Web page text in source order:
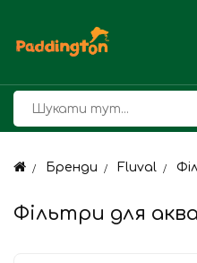
Бренди Fluval
Фільтри для